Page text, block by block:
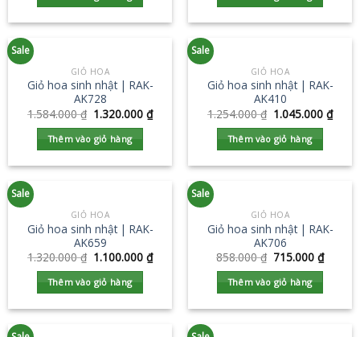
Sale
GIỎ HOA
Giỏ hoa sinh nhật | RAK-
AK728
1.584.000₫ 1.320.000₫
Thêm vào giỏ hàng
Sale
GIỎ HOA
Giỏ hoa sinh nhật | RAK-
AK410
1.254.000₫ 1.045.000₫
Thêm vào giỏ hàng
Sale
GIỎ HOA
Giỏ hoa sinh nhật | RAK-
AK659
1.320.000₫ 1.100.000₫
Thêm vào giỏ hàng
Sale
GIỎ HOA
Giỏ hoa sinh nhật | RAK-
AK706
858.000₫ 715.000₫
Thêm vào giỏ hàng